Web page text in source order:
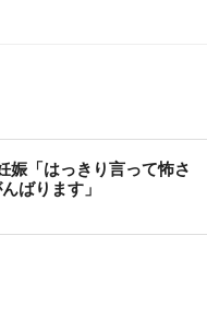
娠「はっきり言って怖さ
ばります」